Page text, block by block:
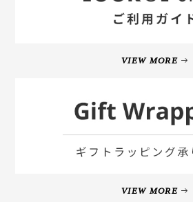
VIEW MORE
VIEW MORE